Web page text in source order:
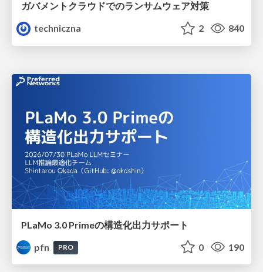
ガバメントクラウドでのランサムウェア対策
techniczna
2 840
PLaMo 3.0 Primeの構造化出力サポート
pfn
PRO 0 190